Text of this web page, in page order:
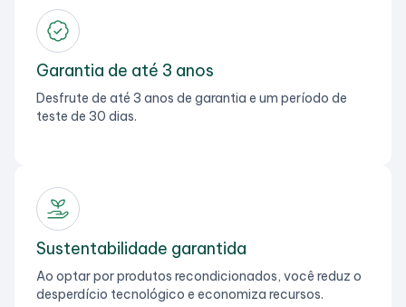
Garantia de até 3 anos
Desfrute de até 3 anos de garantia e um período de
teste de 30 dias.
Sustentabilidade garantida
Ao optar por produtos recondicionados, você reduz o
desperdício tecnológico e economiza recursos.